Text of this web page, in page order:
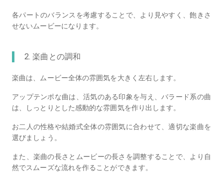
各パートのバランスを考慮することで、より見やすく、飽きさ
せないムービーになります。
2. 楽曲との調和
楽曲は、ムービー全体の雰囲気を大きく左右します。
アップテンポな曲は、活気のある印象を与え、バラード系の曲
は、しっとりとした感動的な雰囲気を作り出します。
お二人の性格や結婚式全体の雰囲気に合わせて、適切な楽曲を
選びましょう。
また、楽曲の長さとムービーの長さを調整することで、より自
然でスムーズな流れを作ることができます。